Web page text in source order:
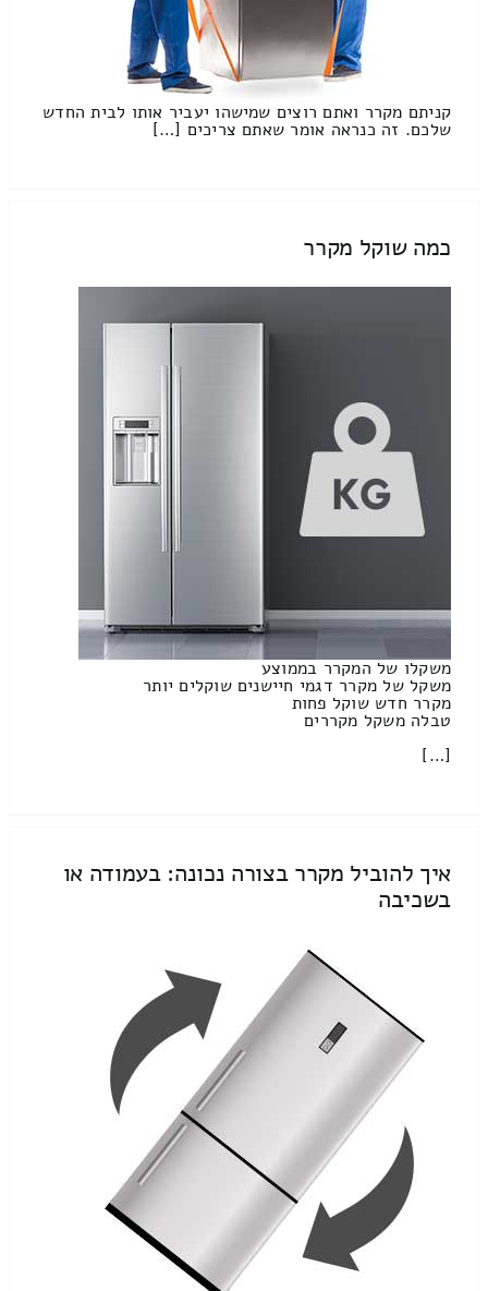
קניתם מקרר ואתם רוצים שמישהו יעביר אותו לבית החדש
שלכם. זה כנראה אומר שאתם צריכים […]
כמה שוקל מקרר
משקלו של המקרר בממוצע
משקל של מקרר דגמי חיישנים שוקלים יותר
מקרר חדש שוקל פחות
טבלה משקל מקררים
[…]
איך להוביל מקרר בצורה נכונה: בעמודה או
בשכיבה